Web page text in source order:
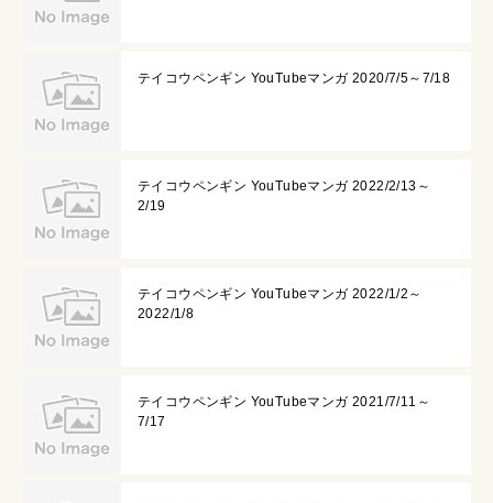
テイコウペンギン YouTubeマンガ 2020/7/5～7/18
テイコウペンギン YouTubeマンガ 2022/2/13～
2/19
テイコウペンギン YouTubeマンガ 2022/1/2～
2022/1/8
テイコウペンギン YouTubeマンガ 2021/7/11～
7/17